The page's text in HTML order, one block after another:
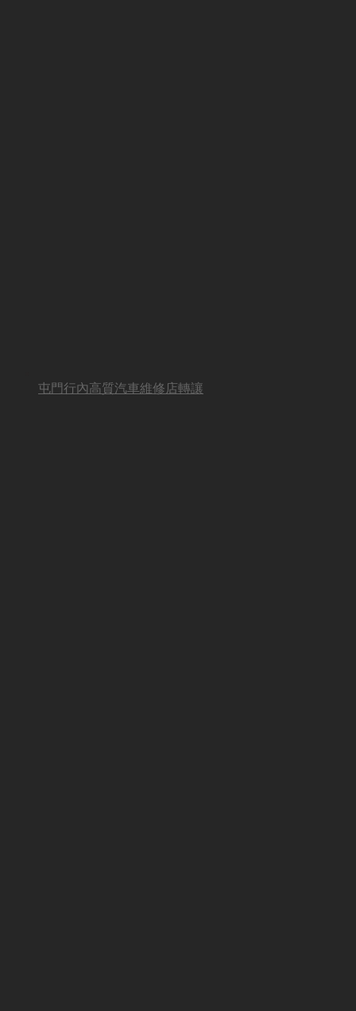
屯門行內高質汽車維修店轉讓